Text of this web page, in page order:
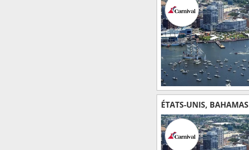
ÉTATS-UNIS, BAHAMAS